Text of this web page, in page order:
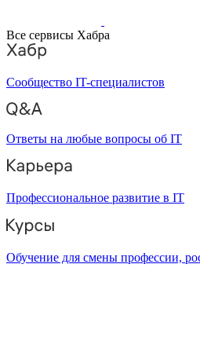
Все сервисы Хабра
Сообщество IT-специалистов
Ответы на любые вопросы об IT
Профессиональное развитие в IT
Обучение для смены профессии,